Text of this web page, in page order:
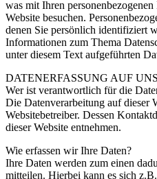
was mit Ihren
Website besuchen.
denen Sie persönlich identifiziert
Informationen zum Thema
unter diesem Text aufgeführten
DATENERFASSUNG AUF
Wer ist verantwortlich für die
Die Datenverarbeitung auf dieser
Websitebetreiber. Dessen
dieser Website entnehmen.
Wie erfassen wir Ihre Daten?
Ihre Daten werden zum einen
mitteilen. Hierbei kann es sich